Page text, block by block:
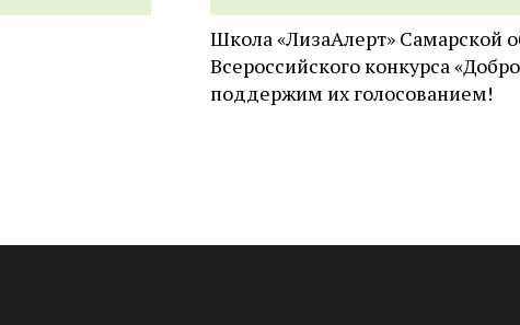
Школа «ЛизаАлерт» Самарской
Всероссийского конкурса
поддержим их голосованием!